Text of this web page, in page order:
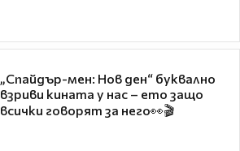
„Спайдър-мен: Нов ден“ буквално
взриви кината у нас – ето защо
всички говорят за него👀🎬